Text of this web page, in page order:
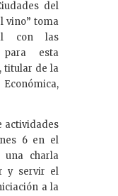
del
vino” toma
con las
para esta
titular de la
actividades
6 en el
charla
y servir el
a la